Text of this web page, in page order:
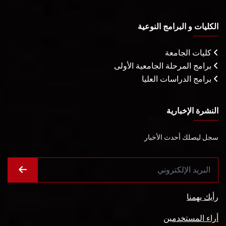
الكليات و البرامج النوعية
كليات الجامعة
برامج المرحلة الجامعية الأولى
برامج الدراسات العليا
النشرة الإخبارية
سجل ليصلك أحدث الأخبار
رأيك يهمنا
أراء المستخدمين